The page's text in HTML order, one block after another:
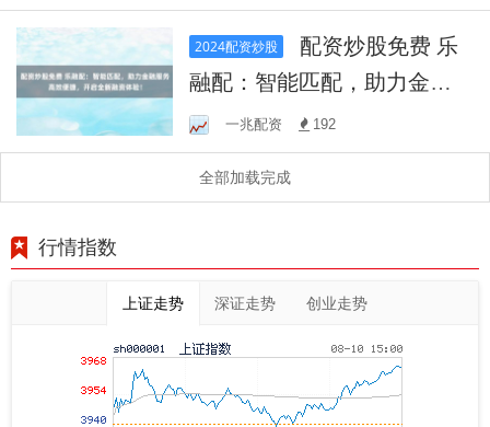
2024配资炒股
融配：智能匹配，助力金融
服务高效便捷，开启全新融
资体验！
一兆配资 192
全部加载完成
行情指数
上证走势 深证走势 创业走势